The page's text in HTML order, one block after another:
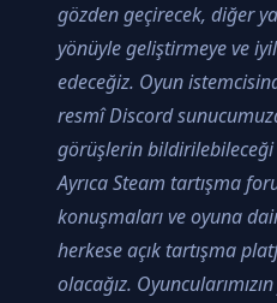
gözden geçirecek, diğer
yönüyle geliştirmeye ve
edeceğiz. Oyun
resmî Discord
görüşlerin
Ayrıca Steam tartışma
konuşmaları ve oyuna
herkese açık tartışma
olacağız.